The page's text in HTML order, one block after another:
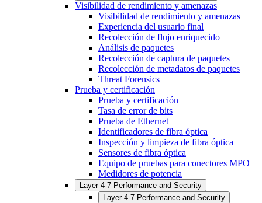
Visibilidad de rendimiento y amenazas
Visibilidad de rendimiento y amenazas
Experiencia del usuario final
Recolección de flujo enriquecido
Análisis de paquetes
Recolección de captura de paquetes
Recolección de metadatos de paquetes
Threat Forensics
Prueba y certificación
Prueba y certificación
Tasa de error de bits
Prueba de Ethernet
Identificadores de fibra óptica
Inspección y limpieza de fibra óptica
Sensores de fibra óptica
Equipo de pruebas para conectores MPO
Medidores de potencia
Layer 4-7 Performance and Security
Layer 4-7 Performance and Security